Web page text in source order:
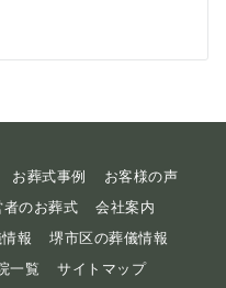
お葬式事例
お客様の声
者のお葬式
会社案内
報
堺市区の葬儀情報
一覧 サイトマップ